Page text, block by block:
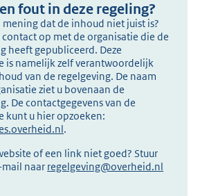
fout in deze regeling?
mening dat de inhoud niet juist is?
contact op met de organisatie die de
heeft gepubliceerd. Deze
is namelijk zelf verantwoordelijk
van de regelgeving. De naam
ziet u bovenaan de
De contactgegevens van de
kunt u hier opzoeken:
.
of een link niet goed? Stuur
naar regelgeving@overheid.nl